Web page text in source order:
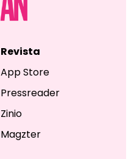
Revista
App Store
Pressreader
Zinio
Magzter